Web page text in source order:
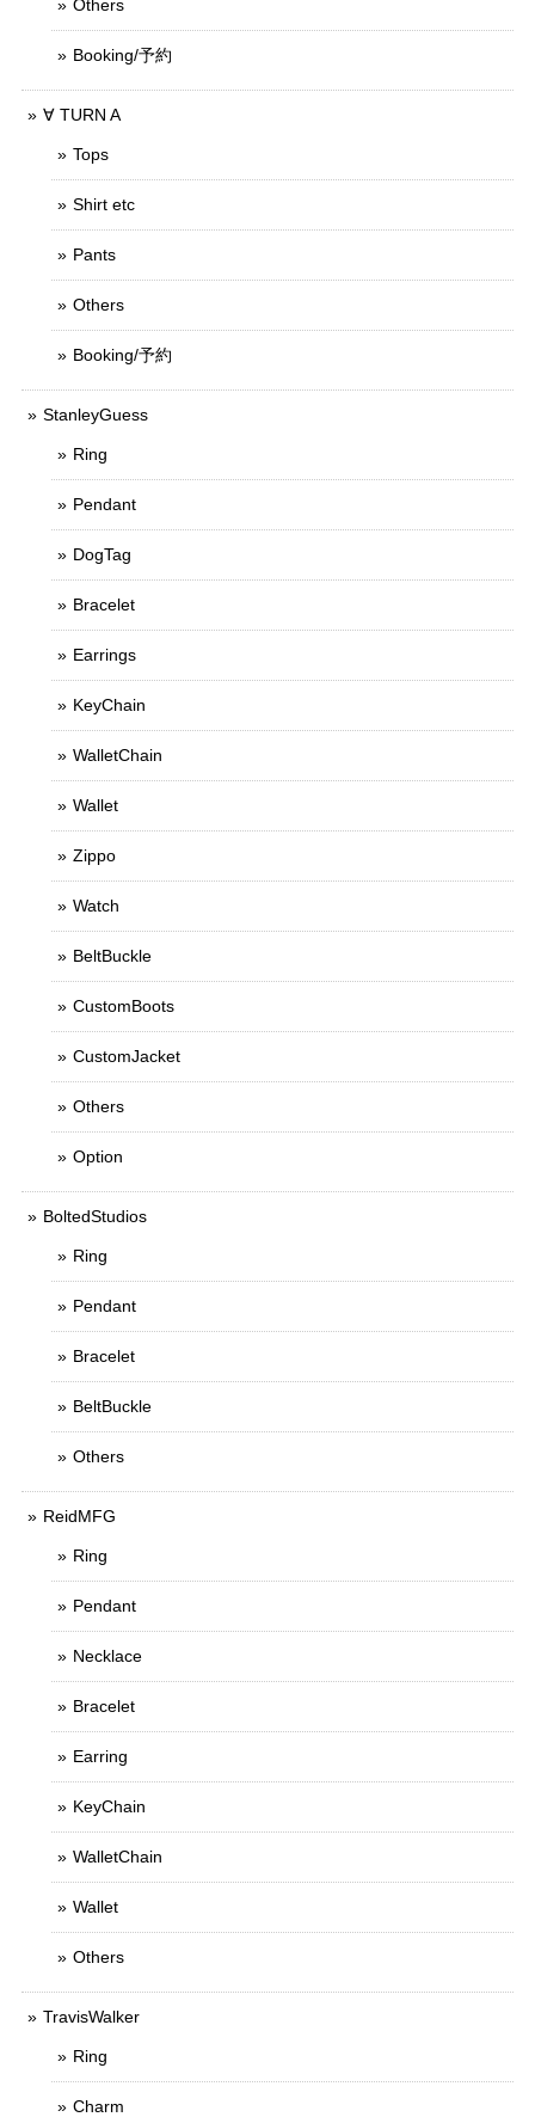
Others
Booking/予約
∀ TURN A
Tops
Shirt etc
Pants
Others
Booking/予約
StanleyGuess
Ring
Pendant
DogTag
Bracelet
Earrings
KeyChain
WalletChain
Wallet
Zippo
Watch
BeltBuckle
CustomBoots
CustomJacket
Others
Option
BoltedStudios
Ring
Pendant
Bracelet
BeltBuckle
Others
ReidMFG
Ring
Pendant
Necklace
Bracelet
Earring
KeyChain
WalletChain
Wallet
Others
TravisWalker
Ring
Charm